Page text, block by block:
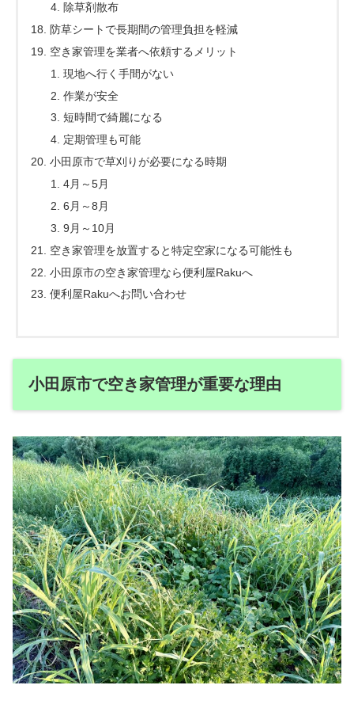
除草剤散布
防草シートで長期間の管理負担を軽減
空き家管理を業者へ依頼するメリット
現地へ行く手間がない
作業が安全
短時間で綺麗になる
定期管理も可能
小田原市で草刈りが必要になる時期
4月～5月
6月～8月
9月～10月
空き家管理を放置すると特定空家になる可能性も
小田原市の空き家管理なら便利屋Rakuへ
便利屋Rakuへお問い合わせ
小田原市で空き家管理が重要な理由